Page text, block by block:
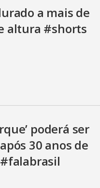
a mais de
altura #shorts
poderá ser
30 anos de